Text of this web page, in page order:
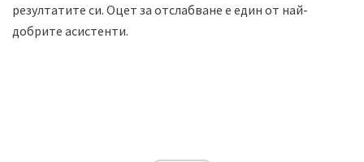
резултатите си. Оцет за отслабване е един от най-
добрите асистенти.